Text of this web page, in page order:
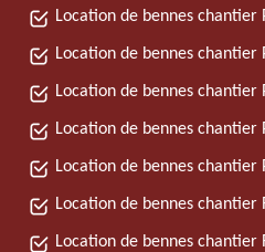
Location de bennes chantier
Location de bennes chantier
Location de bennes chantier
Location de bennes chantier
Location de bennes chantier
Location de bennes chantier
Location de bennes chantier